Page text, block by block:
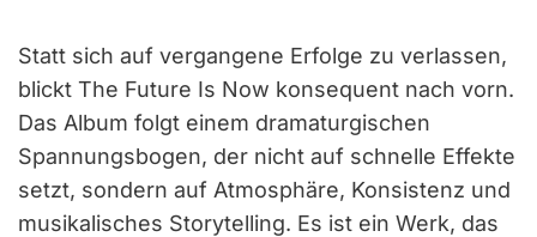
Statt sich auf vergangene Erfolge zu verlassen,
blickt The Future Is Now konsequent nach vorn.
Das Album folgt einem dramaturgischen
Spannungsbogen, der nicht auf schnelle Effekte
setzt, sondern auf Atmosphäre, Konsistenz und
musikalisches Storytelling. Es ist ein Werk, das